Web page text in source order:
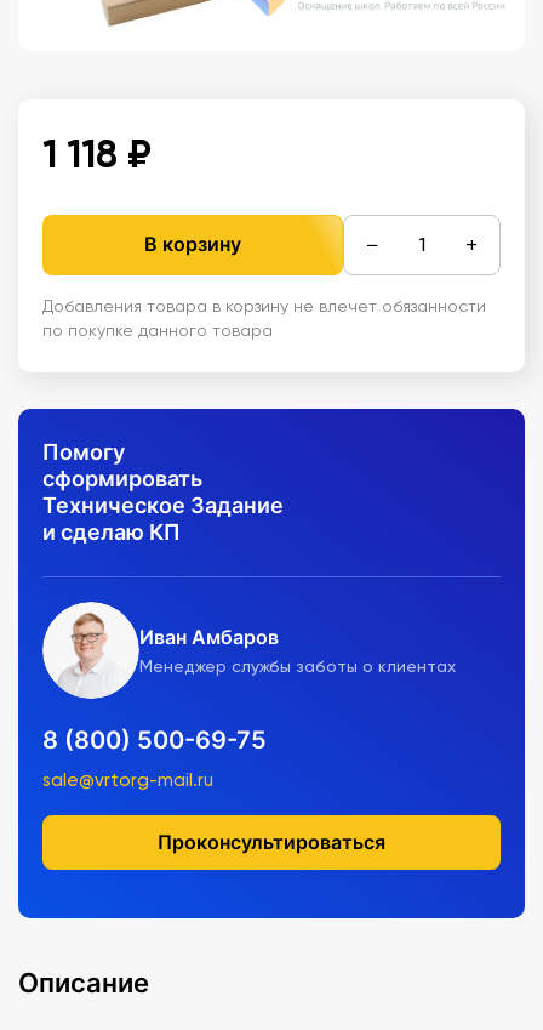
1 118 ₽
В корзину − +
Добавления товара в корзину не влечет обязанности
по покупке данного товара
Помогу
сформировать
Техническое Задание
и сделаю КП
Иван Амбаров
Менеджер службы заботы о клиентах
8 (800) 500-69-75
sale@vrtorg-mail.ru
Проконсультироваться
Описание